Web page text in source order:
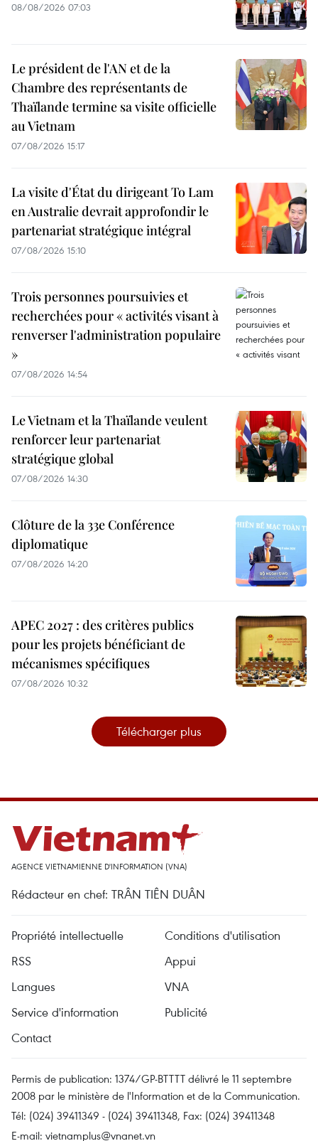
08/08/2026 07:03
Le président de l'AN et de la
Chambre des représentants de
Thaïlande termine sa visite officielle
au Vietnam
07/08/2026 15:17
La visite d'État du dirigeant To Lam
en Australie devrait approfondir le
partenariat stratégique intégral
07/08/2026 15:10
Trois personnes poursuivies et
recherchées pour « activités visant à
renverser l'administration populaire
»
07/08/2026 14:54
Le Vietnam et la Thaïlande veulent
renforcer leur partenariat
stratégique global
07/08/2026 14:30
Clôture de la 33e Conférence
diplomatique
07/08/2026 14:20
APEC 2027 : des critères publics
pour les projets bénéficiant de
mécanismes spécifiques
07/08/2026 10:32
Télécharger plus
AGENCE VIETNAMIENNE D'INFORMATION (VNA)
Rédacteur en chef: TRÂN TIÊN DUÂN
Propriété intellectuelle
Conditions d'utilisation
RSS
Appui
Langues
VNA
Service d'information
Publicité
Contact
Permis de publication: 1374/GP-BTTTT délivré le 11 septembre
2008 par le ministère de l'Information et de la Communication.
Tél: (024) 39411349 - (024) 39411348, Fax: (024) 39411348
E-mail: vietnamplus@vnanet.vn